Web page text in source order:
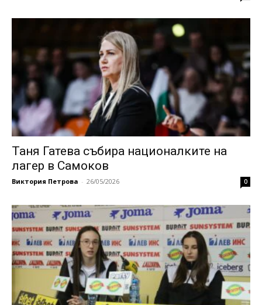
Таня Гатева събира националките на
лагер в Самоков
Виктория Петрова - 26/05/2026 0